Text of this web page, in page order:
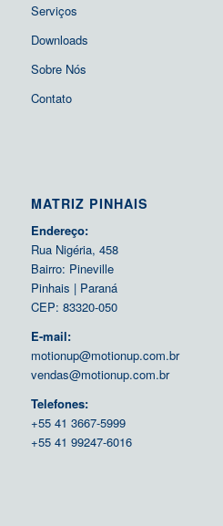
Serviços
Downloads
Sobre Nós
Contato
MATRIZ PINHAIS
Endereço:
Rua Nigéria, 458
Bairro: Pineville
Pinhais | Paraná
CEP: 83320-050
E-mail:
motionup@motionup.com.br
vendas@motionup.com.br
Telefones:
+55 41 3667-5999
+55 41 99247-6016